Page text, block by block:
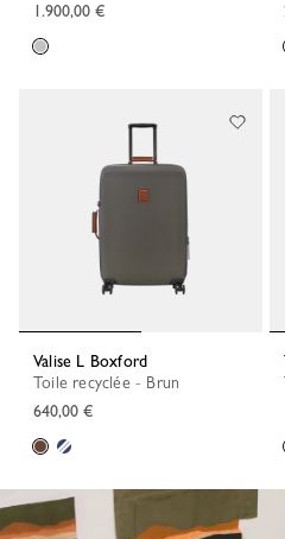
1.900,00 €
Valise L Boxford
Toile recyclée - Brun
640,00 €